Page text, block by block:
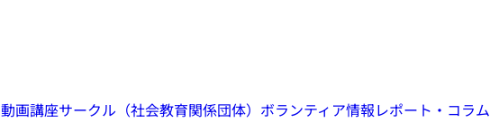
動画講座サークル（社会教育関係団体） ボランティア情報レポート・コラム